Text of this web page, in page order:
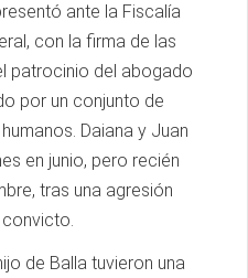
ante la Fiscalía
con la firma de las
patrocinio del abogado
por un conjunto de
Daiana y Juan
en junio, pero recién
tras una agresión
de Balla tuvieron una